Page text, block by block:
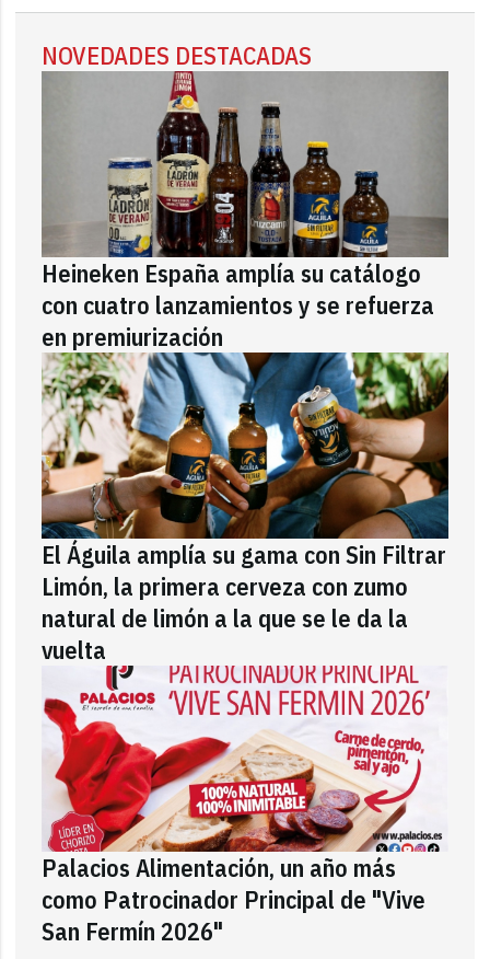
NOVEDADES DESTACADAS
Heineken España amplía su catálogo
con cuatro lanzamientos y se refuerza
en premiurización
El Águila amplía su gama con Sin Filtrar
Limón, la primera cerveza con zumo
natural de limón a la que se le da la
vuelta
Palacios Alimentación, un año más
como Patrocinador Principal de "Vive
San Fermín 2026"